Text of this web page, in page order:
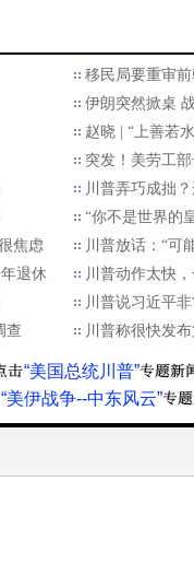
移民局要重审
伊朗突然掀桌
赵晓 | “上善若
突发！美劳工
川普弄巧成拙
“你不是世界的
焦虑
川普放话：“可
退休
川普动作太快
川普说习近平
查
川普称很快发
“美国总统川普”
“美伊战争--中东风云”